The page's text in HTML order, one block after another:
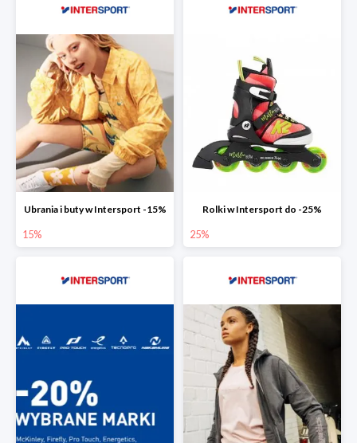
Ubrania i buty w Intersport -15%
15%
Rolki w Intersport do -25%
25%